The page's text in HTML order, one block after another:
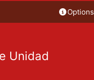
Options
Unidad